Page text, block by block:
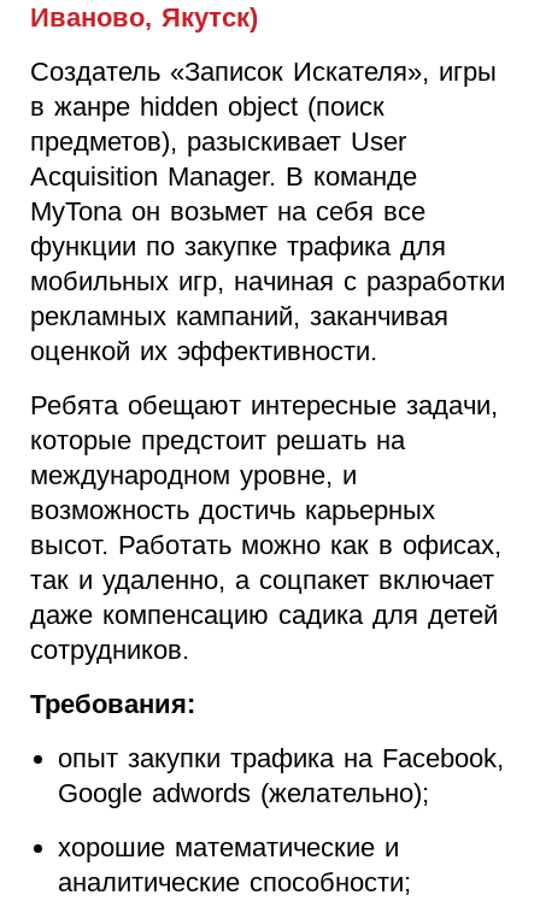
Иваново, Якутск)
Создатель «Записок Искателя», игры
в жанре hidden object (поиск
предметов), разыскивает User
Acquisition Manager. В команде
MyTona он возьмет на себя все
функции по закупке трафика для
мобильных игр, начиная с разработки
рекламных кампаний, заканчивая
оценкой их эффективности.
Ребята обещают интересные задачи,
которые предстоит решать на
международном уровне, и
возможность достичь карьерных
высот. Работать можно как в офисах,
так и удаленно, а соцпакет включает
даже компенсацию садика для детей
сотрудников.
Требования:
опыт закупки трафика на Facebook,
Google adwords (желательно);
хорошие математические и
аналитические способности;